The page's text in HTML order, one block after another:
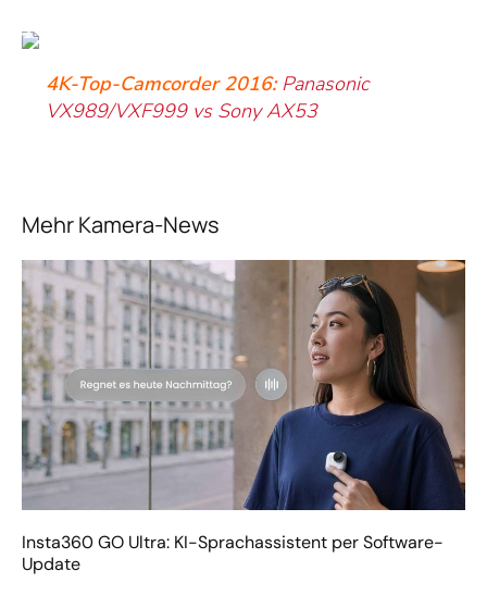
4K-Top-Camcorder 2016: Panasonic
VX989/VXF999 vs Sony AX53
Mehr Kamera-News
Insta360 GO Ultra: KI-Sprachassistent per Software-
Update